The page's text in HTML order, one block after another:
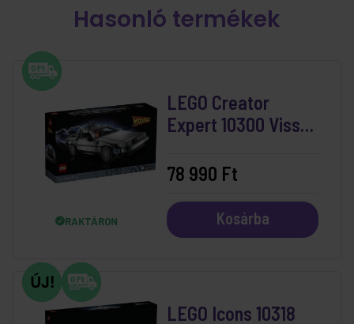
Hasonló termékek
RAKTÁRON
LEGO Creator
Expert 10300 Vissza
78 990 Ft
Kosárba
LEGO Icons 10318